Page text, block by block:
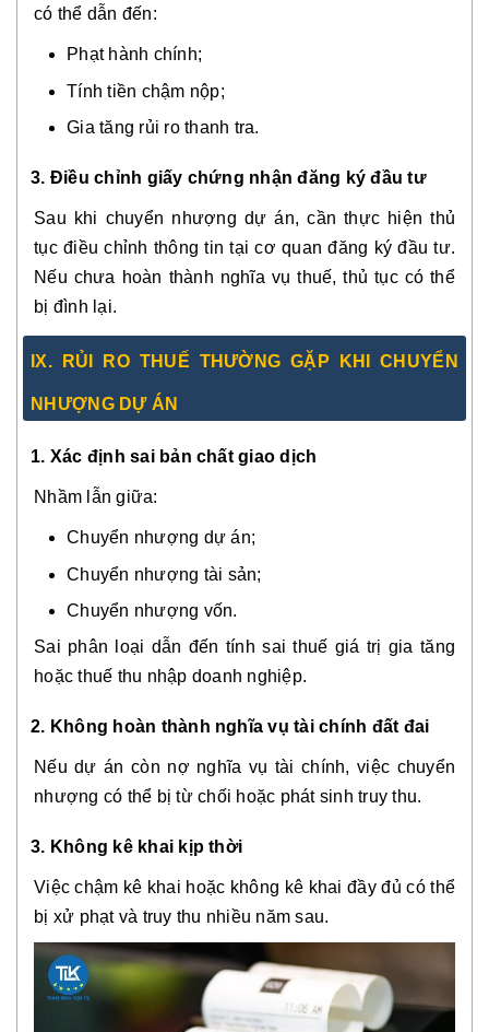
có thể dẫn đến:
Phạt hành chính;
Tính tiền chậm nộp;
Gia tăng rủi ro thanh tra.
3. Điều chỉnh giấy chứng nhận đăng ký đầu tư
Sau khi chuyển nhượng dự án, cần thực hiện thủ
tục điều chỉnh thông tin tại cơ quan đăng ký đầu tư.
Nếu chưa hoàn thành nghĩa vụ thuế, thủ tục có thể
bị đình lại.
IX. RỦI RO THUẾ THƯỜNG GẶP KHI CHUYỂN
NHƯỢNG DỰ ÁN
1. Xác định sai bản chất giao dịch
Nhầm lẫn giữa:
Chuyển nhượng dự án;
Chuyển nhượng tài sản;
Chuyển nhượng vốn.
Sai phân loại dẫn đến tính sai thuế giá trị gia tăng
hoặc thuế thu nhập doanh nghiệp.
2. Không hoàn thành nghĩa vụ tài chính đất đai
Nếu dự án còn nợ nghĩa vụ tài chính, việc chuyển
nhượng có thể bị từ chối hoặc phát sinh truy thu.
3. Không kê khai kịp thời
Việc chậm kê khai hoặc không kê khai đầy đủ có thể
bị xử phạt và truy thu nhiều năm sau.